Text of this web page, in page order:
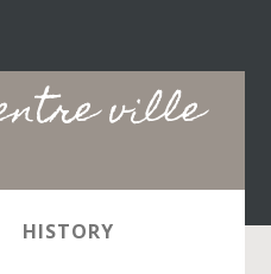
ville
HISTORY